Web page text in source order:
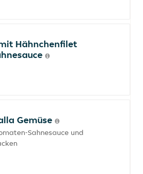
Hähnchenfilet
Gemüse
Sahnesauce und